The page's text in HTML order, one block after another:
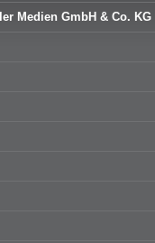
Medien GmbH & Co. KG